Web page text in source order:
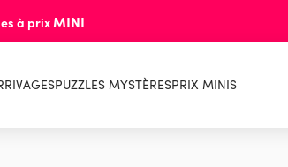
à prixMINI
PUZZLES MYSTÈRESPRIX MINIS